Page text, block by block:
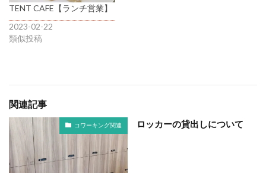
TENT CAFE【ランチ営業】
2023-02-22
類似投稿
関連記事
コワーキング関連 ロッカーの貸出しについて